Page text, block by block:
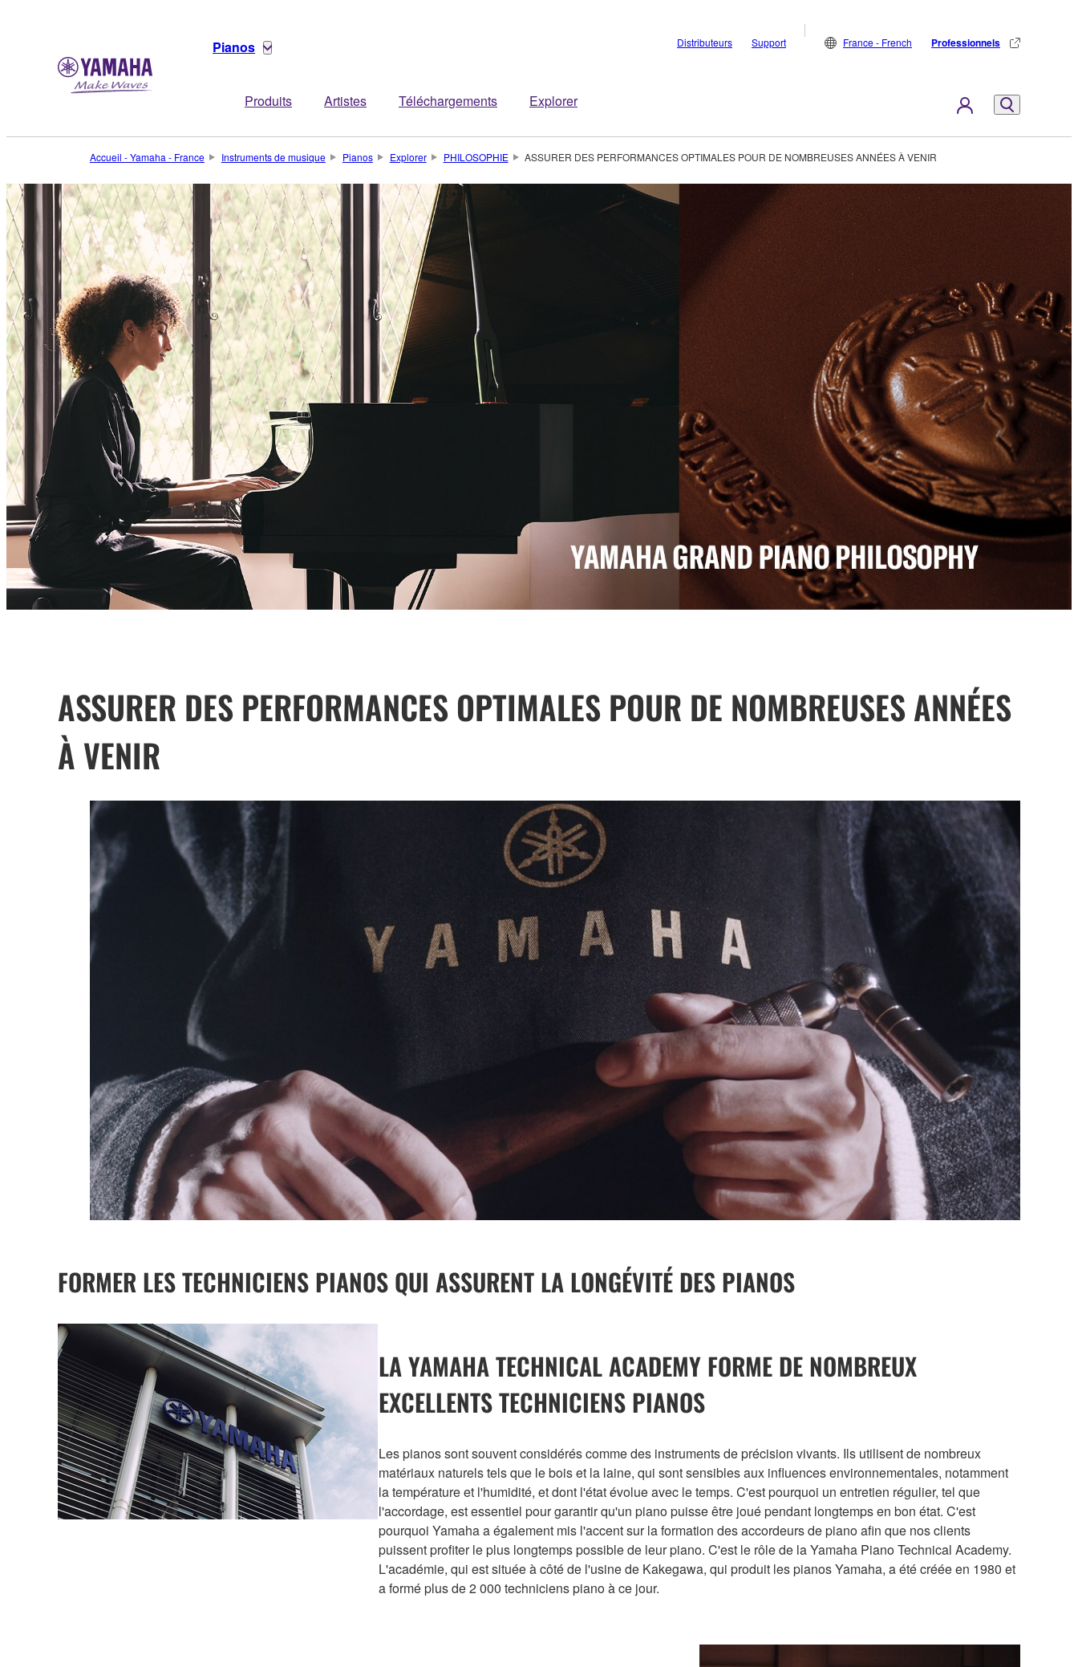
Pianos
Produits Artistes Téléchargements Explorer
Distributeurs Support France - French Professionnels
Accueil - Yamaha - France Instruments de musique Pianos Explorer PHILOSOPHIE ASSURER DES PERFORMANCES OPTIMALES POUR DE NOMBREUSES ANNÉES À VENIR
ASSURER DES PERFORMANCES OPTIMALES POUR DE NOMBREUSES ANNÉES
À VENIR
FORMER LES TECHNICIENS PIANOS QUI ASSURENT LA LONGÉVITÉ DES PIANOS
LA YAMAHA TECHNICAL ACADEMY FORME DE NOMBREUX
EXCELLENTS TECHNICIENS PIANOS
Les pianos sont souvent considérés comme des instruments de précision vivants. Ils utilisent de nombreux
matériaux naturels tels que le bois et la laine, qui sont sensibles aux influences environnementales, notamment
la température et l'humidité, et dont l'état évolue avec le temps. C'est pourquoi un entretien régulier, tel que
l'accordage, est essentiel pour garantir qu'un piano puisse être joué pendant longtemps en bon état. C'est
pourquoi Yamaha a également mis l'accent sur la formation des accordeurs de piano afin que nos clients
puissent profiter le plus longtemps possible de leur piano. C'est le rôle de la Yamaha Piano Technical Academy.
L'académie, qui est située à côté de l'usine de Kakegawa, qui produit les pianos Yamaha, a été créée en 1980 et
a formé plus de 2 000 techniciens piano à ce jour.